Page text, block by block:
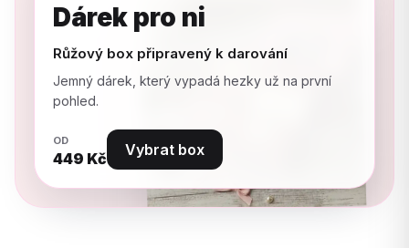
Dárek pro ni
Růžový box připravený k darování
Jemný dárek, který vypadá hezky už na první
pohled.
OD
449 Kč Vybrat box